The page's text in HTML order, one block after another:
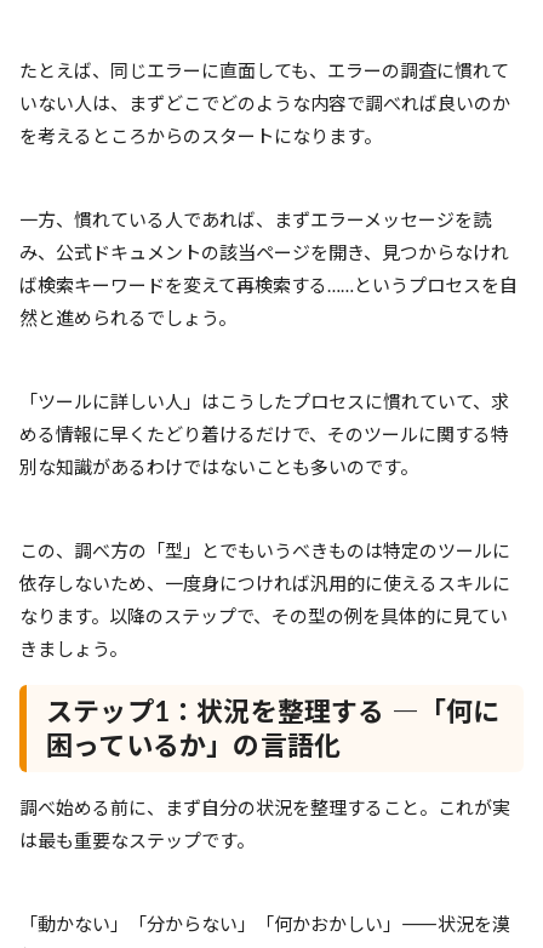
たとえば、同じエラーに直面しても、エラーの調査に慣れて
いない人は、まずどこでどのような内容で調べれば良いのか
を考えるところからのスタートになります。
一方、慣れている人であれば、まずエラーメッセージを読
み、公式ドキュメントの該当ページを開き、見つからなけれ
ば検索キーワードを変えて再検索する……というプロセスを自
然と進められるでしょう。
「ツールに詳しい人」はこうしたプロセスに慣れていて、求
める情報に早くたどり着けるだけで、そのツールに関する特
別な知識があるわけではないことも多いのです。
この、調べ方の「型」とでもいうべきものは特定のツールに
依存しないため、一度身につければ汎用的に使えるスキルに
なります。以降のステップで、その型の例を具体的に見てい
きましょう。
ステップ1：状況を整理する ―「何に
困っているか」の言語化
調べ始める前に、まず自分の状況を整理すること。これが実
は最も重要なステップです。
「動かない」「分からない」「何かおかしい」――状況を漠